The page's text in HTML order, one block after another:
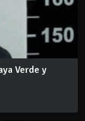
Verde y